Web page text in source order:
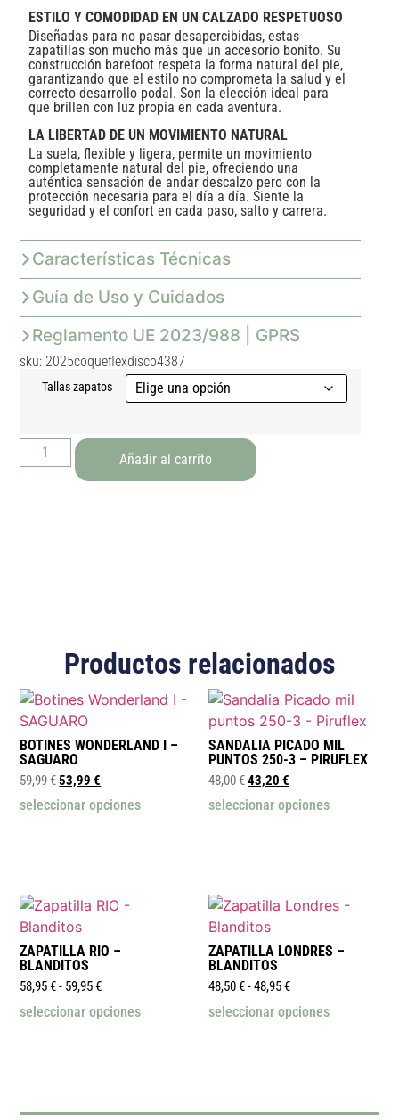
ESTILO Y COMODIDAD EN UN CALZADO RESPETUOSO
Diseñadas para no pasar desapercibidas, estas
zapatillas son mucho más que un accesorio bonito. Su
construcción barefoot respeta la forma natural del pie,
garantizando que el estilo no comprometa la salud y el
correcto desarrollo podal. Son la elección ideal para
que brillen con luz propia en cada aventura.
LA LIBERTAD DE UN MOVIMIENTO NATURAL
La suela, flexible y ligera, permite un movimiento
completamente natural del pie, ofreciendo una
auténtica sensación de andar descalzo pero con la
protección necesaria para el día a día. Siente la
seguridad y el confort en cada paso, salto y carrera.
Características Técnicas
Guía de Uso y Cuidados
Reglamento UE 2023/988 | GPRS
sku: 2025coqueflexdisco4387
Tallas zapatos
Añadir al carrito
Productos relacionados
BOTINES WONDERLAND I –
SAGUARO
59,99€53,99€
seleccionar opciones
SANDALIA PICADO MIL
PUNTOS 250-3 – PIRUFLEX
48,00€43,20 €
seleccionar opciones
ZAPATILLA RIO –
BLANDITOS
58,95€- 59,95€
seleccionar opciones
ZAPATILLA LONDRES –
BLANDITOS
48,50€-48,95€
seleccionar opciones